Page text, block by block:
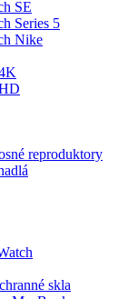
SE
Series 5
Nike
reproduktory
skla